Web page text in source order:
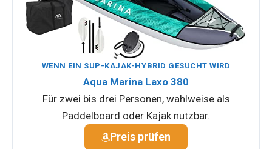
WENN EIN SUP-KAJAK-HYBRID GESUCHT WIRD
Aqua Marina Laxo 380
Für zwei bis drei Personen, wahlweise als
Paddelboard oder Kajak nutzbar.
Preis prüfen